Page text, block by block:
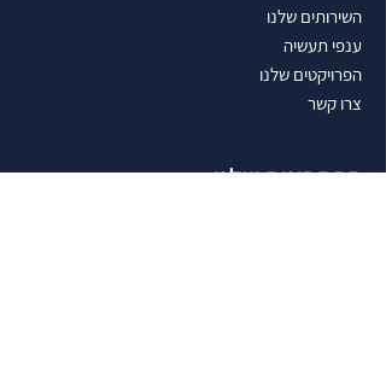
השירותים שלנו
ענפי תעשיה
הפרויקטים שלנו
צרו קשר
הפתרונות שלנו: